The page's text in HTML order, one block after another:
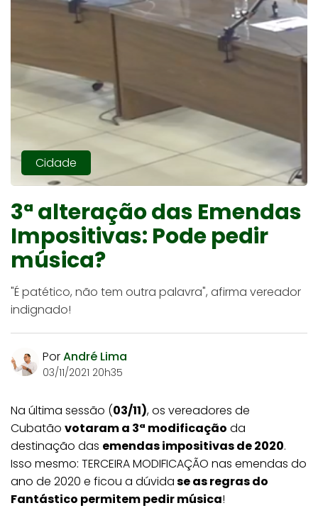
Cidade
3ª alteração das Emendas
Impositivas: Pode pedir
música?
"É patético, não tem outra palavra", afirma vereador
indignado!
PorAndré Lima
03/11/2021 20h35
Na última sessão (03/11), os vereadores de
Cubatão votaram a 3ª modificação da
destinação das emendas impositivas de 2020.
Isso mesmo: TERCEIRA MODIFICAÇÃO nas emendas do
ano de 2020 e ficou a dúvidase as regras do
Fantástico permitem pedir música!